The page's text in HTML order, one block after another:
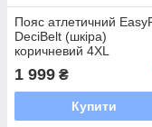
Пояс атлетичний
DeciBelt (шкіра)
коричневий 4XL
1 999 ₴
Купити